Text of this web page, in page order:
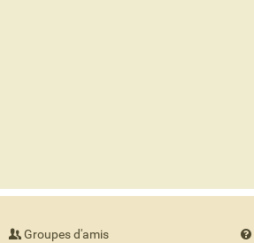
Groupes d'amis